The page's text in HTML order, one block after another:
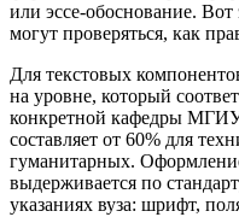
или эссе-обоснование.
могут проверяться, как
Для текстовых
на уровне, который
конкретной кафедры
составляет от 60% для
гуманитарных.
выдерживается по
указаниях вуза: шрифт,